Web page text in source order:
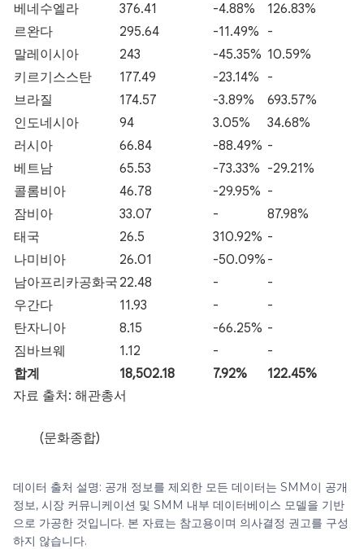
베네수엘라
376.41 -4.88%
126.83%
르완다
295.64 -11.49% -
말레이시아
243 -45.35% 10.59%
키르기스스탄
177.49 -23.14% -
브라질
174.57 -3.89%
693.57%
인도네시아
94 3.05%
34.68%
러시아
66.84 -88.49% -
베트남
65.53 -73.33% -29.21%
콜롬비아
46.78 -29.95% -
잠비아
33.07 -
87.98%
태국
26.5 310.92% -
나미비아
26.01 -50.09% -
남아프리카공화국 22.48 -
-
우간다
11.93 -
-
탄자니아
8.15 -66.25% -
짐바브웨
1.12 -
-
합계
18,502.18 7.92%
122.45%
자료 출처: 해관총서
(문화종합)
데이터 출처 설명: 공개 정보를 제외한 모든 데이터는 SMM이 공개
정보, 시장 커뮤니케이션 및 SMM 내부 데이터베이스 모델을 기반
으로 가공한 것입니다. 본 자료는 참고용이며 의사결정 권고를 구성
하지 않습니다.